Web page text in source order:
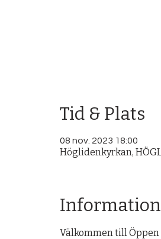
Tid & Plats
08 nov. 2023 18:00
Höglidenkyrkan,
Information
Välkommen till Öppen